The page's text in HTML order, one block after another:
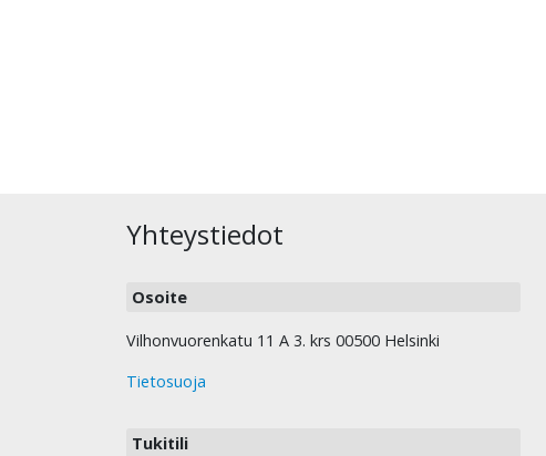
Yhteystiedot
Osoite
Vilhonvuorenkatu 11 A 3. krs 00500 Helsinki
Tietosuoja
Tukitili